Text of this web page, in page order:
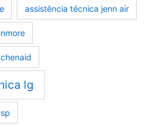
assistência técnica jenn air
lg